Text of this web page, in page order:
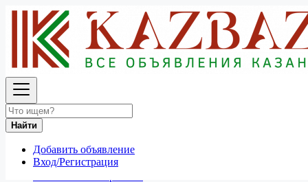
Найти
Добавить объявление
Вход/Регистрация
Для дома и дачи
Все объявления в 50 км around Калуга
Разное
Личные вещи